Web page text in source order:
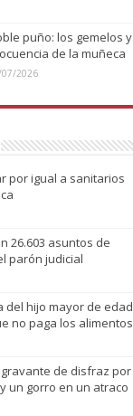
puño: los gemelos y
de la muñeca
2026
por igual a sanitarios
26.603 asuntos de
parón judicial
del hijo mayor de edad
no paga los alimentos
de disfraz por
un gorro en un atraco